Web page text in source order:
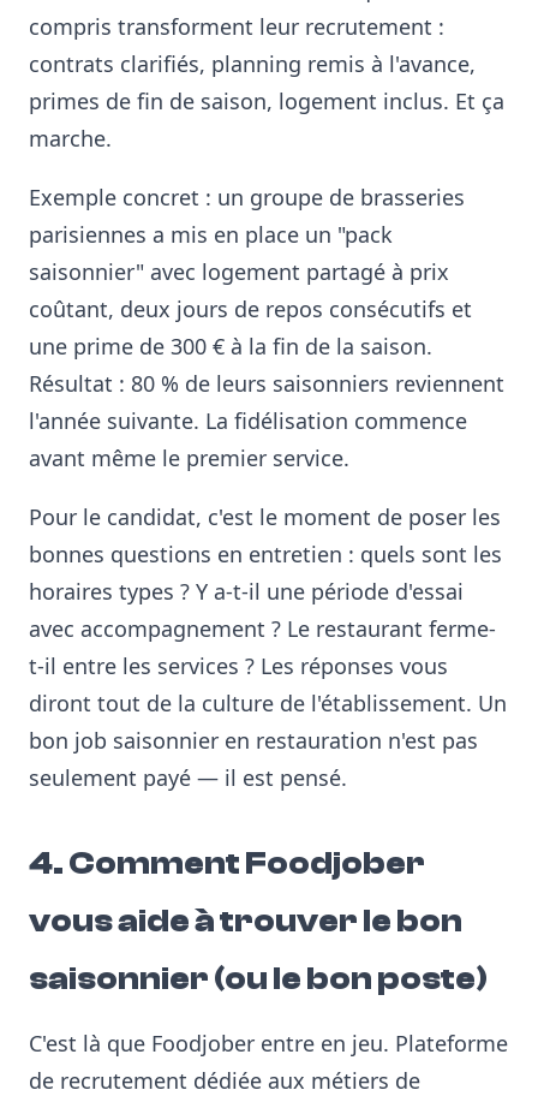
compris transforment leur recrutement :
contrats clarifiés, planning remis à l'avance,
primes de fin de saison, logement inclus. Et ça
marche.
Exemple concret : un groupe de brasseries
parisiennes a mis en place un "pack
saisonnier" avec logement partagé à prix
coûtant, deux jours de repos consécutifs et
une prime de 300 € à la fin de la saison.
Résultat : 80 % de leurs saisonniers reviennent
l'année suivante. La fidélisation commence
avant même le premier service.
Pour le candidat, c'est le moment de poser les
bonnes questions en entretien : quels sont les
horaires types ? Y a-t-il une période d'essai
avec accompagnement ? Le restaurant ferme-
t-il entre les services ? Les réponses vous
diront tout de la culture de l'établissement. Un
bon job saisonnier en restauration n'est pas
seulement payé — il est pensé.
4. Comment Foodjober
vous aide à trouver le bon
saisonnier (ou le bon poste)
C'est là que Foodjober entre en jeu. Plateforme
de recrutement dédiée aux métiers de